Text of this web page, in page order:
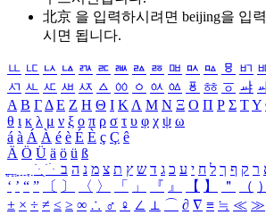
北京 을 입력하시려면 beijing을 입
시면 됩니다.
ㅥ ㅦ ㅧ ㅨ ㅩ ㅪ ㅫ ㅬ ㅭ ㅮ ㅯ ㅰ ㅱ ㅲ
ㅺ ㅻ ㅼ ㅽ ㅾ ㅿ ㆀ ㆁ ㆂ ㆃ ㆄ ㆅ ㆆ ㆇ
Α Β ΓΔ Ε Ζ Η Θ Ι ΚΛ Μ Ν Ξ Ο Π Ρ Σ ΤΥ
θ ι κ λ μ ν ξ ο π ρ σ τ υ φ χ ψ ω
á à Á À é è É È ç Ç ê
Ä Ö Ü ä ö ü ß
ִֶֹ ֻּ ׁׂ ר ק ף ך ל ח י ע כ ג ד ש ץ ת צ מ נ ה ב
‘ ’ “ ” 〔 〕 〈 〉 「 」 『 』 【 】 ＂ （ ）
± × ÷ ≠ ≤ ≥ ∞ ∴ ♂ ♀ ∠ ⊥ ⌒ ∂ ∇ ≡ ≒ ≪ ≫